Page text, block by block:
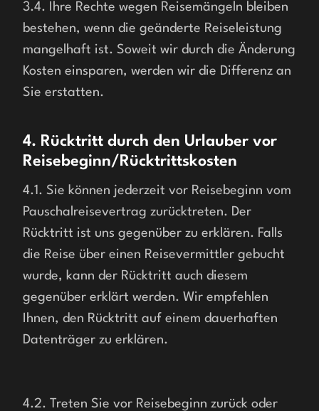
3.4. Ihre Rechte wegen Reisemängeln bleiben
bestehen, wenn die geänderte Reiseleistung
mangelhaft ist. Soweit wir durch die Änderung
Kosten einsparen, werden wir die Differenz an
4. Rücktritt durch den Urlauber vor
Reisebeginn/Rücktrittskosten
4.1. Sie können jederzeit vor Reisebeginn vom
Pauschalreisevertrag zurücktreten. Der
Rücktritt ist uns gegenüber zu erklären. Falls
die Reise über einen Reisevermittler gebucht
wurde, kann der Rücktritt auch diesem
gegenüber erklärt werden. Wir empfehlen
Ihnen, den Rücktritt auf einem dauerhaften
Datenträger zu erklären.
4.2. Treten Sie vor Reisebeginn zurück oder